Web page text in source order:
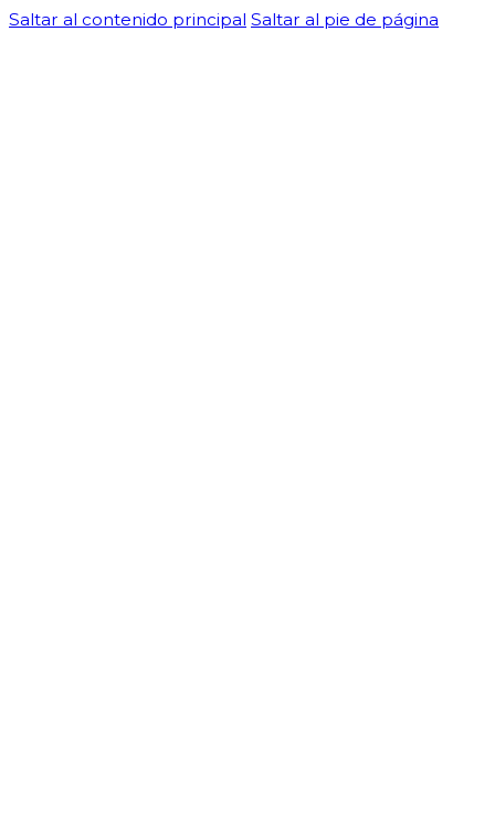
Saltar al contenido principal Saltar al pie de página